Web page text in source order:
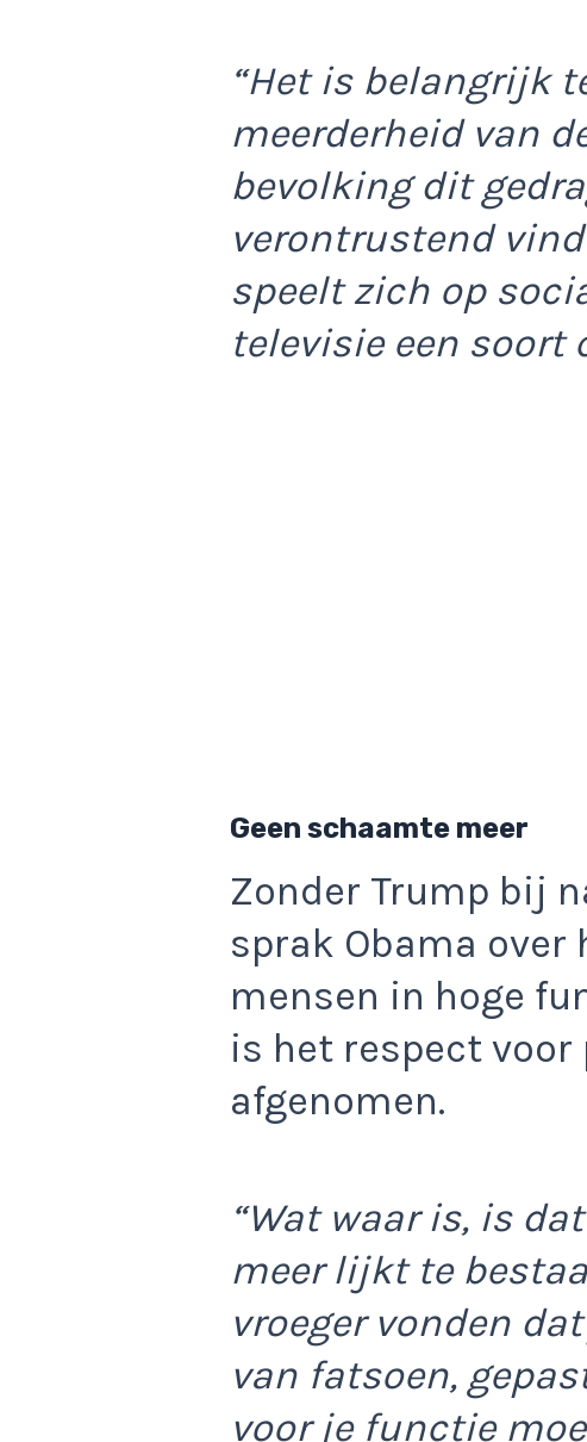
“Het is belangrijk
meerderheid van
bevolking dit
verontrustend
speelt zich op
televisie een soort
Geen schaamte meer
Zonder Trump bij
sprak Obama over
mensen in hoge
is het respect
afgenomen.
“Wat waar is, is
meer lijkt te
vroeger vonden
van fatsoen,
voor je functie